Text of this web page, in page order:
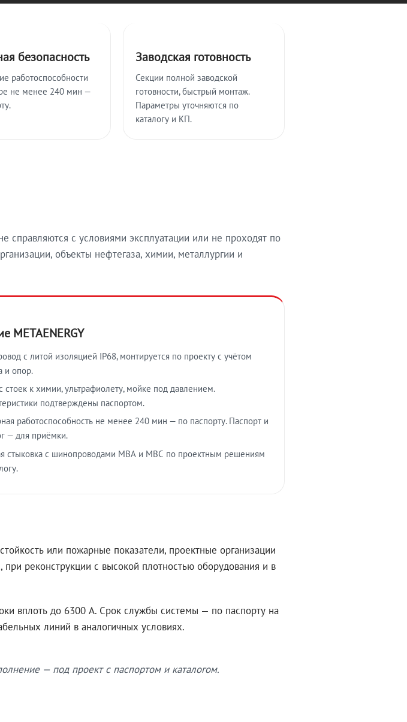
безопасность
работоспособности
не менее 240 мин —
Заводская готовность
Секции полной заводской
готовности, быстрый монтаж.
Параметры уточняются по
каталогу и КП.
справляются с условиями эксплуатации или не проходят по
объекты нефтегаза, химии, металлургии и
METAENERGY
с литой изоляцией IP68, монтируется по проекту с учётом
и опор.
стоек к химии, ультрафиолету, мойке под давлением.
подтверждены паспортом.
работоспособность не менее 240 мин — по паспорту. Паспорт и
— для приёмки.
стыковка с шинопроводами МВА и МВС по проектным решениям
или пожарные показатели, проектные организации
реконструкции с высокой плотностью оборудования и в
вплоть до 6300 А. Срок службы системы — по паспорту на
линий в аналогичных условиях.
— под проект с паспортом и каталогом.